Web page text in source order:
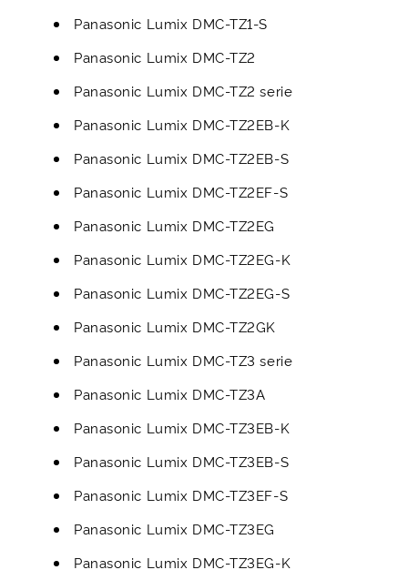
Panasonic Lumix DMC-TZ1-S
Panasonic Lumix DMC-TZ2
Panasonic Lumix DMC-TZ2 serie
Panasonic Lumix DMC-TZ2EB-K
Panasonic Lumix DMC-TZ2EB-S
Panasonic Lumix DMC-TZ2EF-S
Panasonic Lumix DMC-TZ2EG
Panasonic Lumix DMC-TZ2EG-K
Panasonic Lumix DMC-TZ2EG-S
Panasonic Lumix DMC-TZ2GK
Panasonic Lumix DMC-TZ3 serie
Panasonic Lumix DMC-TZ3A
Panasonic Lumix DMC-TZ3EB-K
Panasonic Lumix DMC-TZ3EB-S
Panasonic Lumix DMC-TZ3EF-S
Panasonic Lumix DMC-TZ3EG
Panasonic Lumix DMC-TZ3EG-K